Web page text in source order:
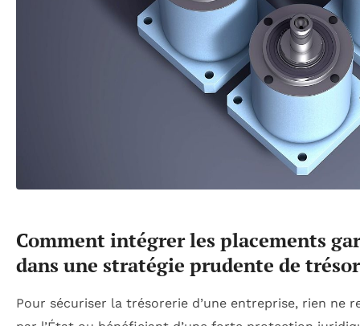
Comment intégrer les placements
dans une stratégie prudente de
Pour sécuriser la trésorerie d’une entreprise, rien ne